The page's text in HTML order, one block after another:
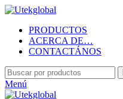
PRODUCTOS
ACERCA DE…
CONTACTÁNOS
Menú